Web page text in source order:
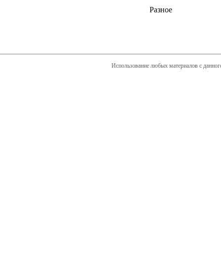
Разное
Использование любых материалов с